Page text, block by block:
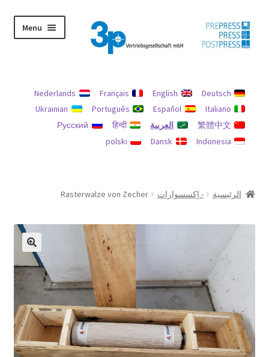
Skip
to
navigation
Skip
to
content
Menu
الآلات المستعملة
بصمة
Deutsch
English
Français
Nederlands
Italiano
Español
Português
Ukrainian
繁體中文
العربية हिन्दी
Русский
Indonesia
Dansk
polski
الرئيسية - إكسسوارات Rasterwalze von Zecher